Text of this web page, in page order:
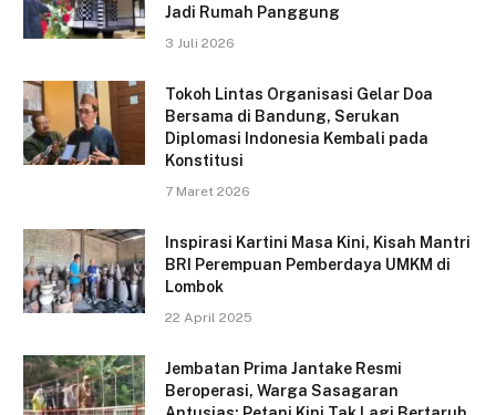
Jadi Rumah Panggung
3 Juli 2026
Tokoh Lintas Organisasi Gelar Doa
Bersama di Bandung, Serukan
Diplomasi Indonesia Kembali pada
Konstitusi
7 Maret 2026
Inspirasi Kartini Masa Kini, Kisah Mantri
BRI Perempuan Pemberdaya UMKM di
Lombok
22 April 2025
Jembatan Prima Jantake Resmi
Beroperasi, Warga Sasagaran